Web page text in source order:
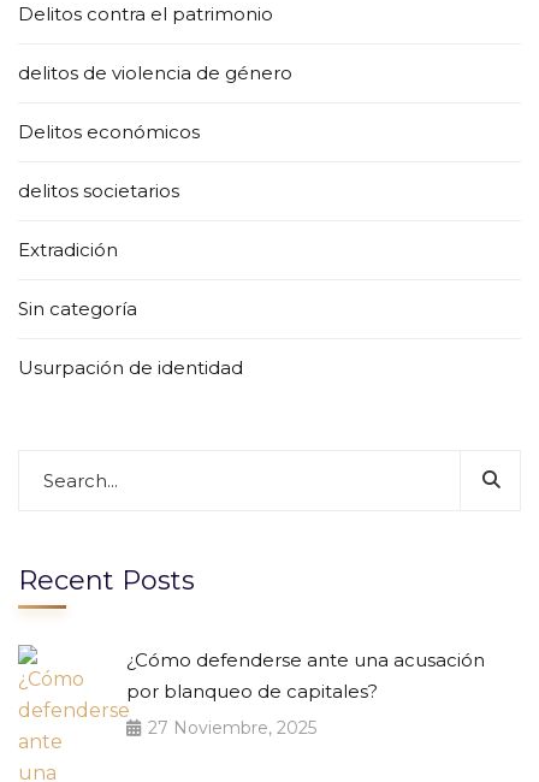
Delitos contra el patrimonio
delitos de violencia de género
Delitos económicos
delitos societarios
Extradición
Sin categoría
Usurpación de identidad
Recent Posts
¿Cómo defenderse ante una acusación
por blanqueo de capitales?
27 Noviembre, 2025